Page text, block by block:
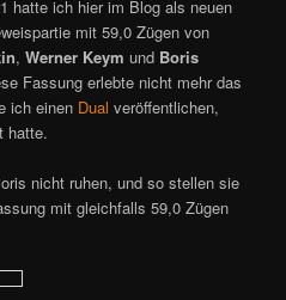
hatte ich hier im Blog als neuen
mit 59,0 Zügen von
,Werner Keym und Boris
Fassung erlebte nicht mehr das
ich einen Dual veröffentlichen,
hatte.
nicht ruhen, und so stellen sie
mit gleichfalls 59,0 Zügen